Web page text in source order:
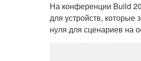
На конференции Build
для устройств,
нуля для сценариев на